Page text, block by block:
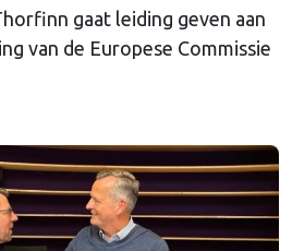
gaat leiding geven aan
van de Europese Commissie